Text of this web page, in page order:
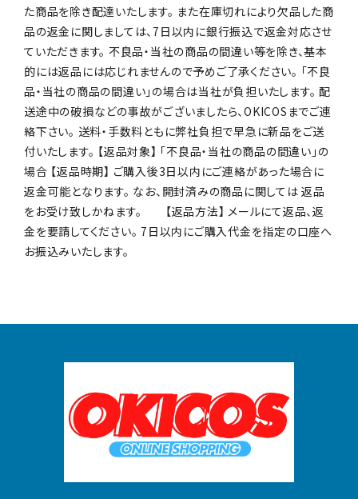
た商品を除き配達いたします。 また在庫切れにより欠品した商
品の返金に関しましては、7日以内に銀行振込で返金対応させ
ていただきます。 不良品・当社の商品の間違い等を除き、基本
的には返品には応じれませんので予めご了承ください。 「不良
品・当社の商品の間違い」の場合は当社が負担いたします。 配
送途中の破損などの事故がございましたら、OKICOSまでご連
絡下さい。 送料・手数料ともに弊社負担で早急に新品をご送
付いたします。 【返品対象】 「不良品・当社の商品の間違い」の
場合 【返品時期】 ご購入後3日以内にご連絡があった場合に
返金可能となります。 なお、開封済みの商品に関しては 返品
をお受け致しかねます。 【返品方法】 メールにて返品、返
金を要請してください。 7日以内にご購入代金を指定の口座へ
お振込みいたします。